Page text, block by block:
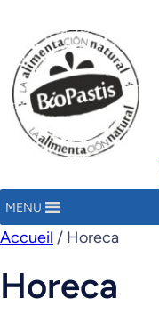
MENU
Accueil / Horeca
Horeca